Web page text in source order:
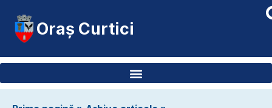
Oraș Curtici